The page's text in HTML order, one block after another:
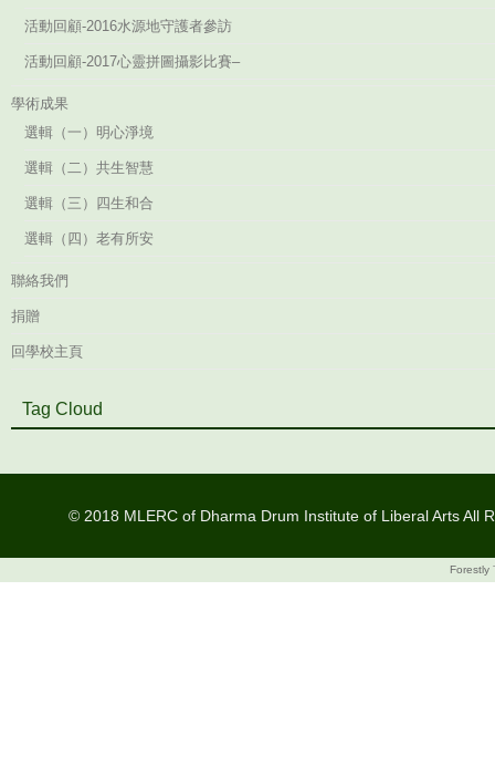
活動回顧-2016水源地守護者參訪
活動回顧-2017心靈拼圖攝影比賽–
學術成果
選輯（一）明心淨境
選輯（二）共生智慧
選輯（三）四生和合
選輯（四）老有所安
聯絡我們
捐贈
回學校主頁
Tag Cloud
© 2018 MLERC of Dharma Drum Institute of Liberal Arts All
Forestly